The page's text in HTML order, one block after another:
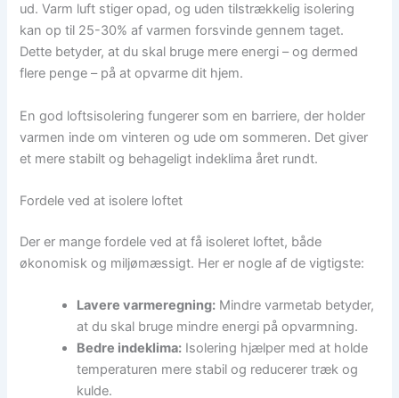
ud. Varm luft stiger opad, og uden tilstrækkelig isolering
kan op til 25-30% af varmen forsvinde gennem taget.
Dette betyder, at du skal bruge mere energi – og dermed
flere penge – på at opvarme dit hjem.
En god loftsisolering fungerer som en barriere, der holder
varmen inde om vinteren og ude om sommeren. Det giver
et mere stabilt og behageligt indeklima året rundt.
Fordele ved at isolere loftet
Der er mange fordele ved at få isoleret loftet, både
økonomisk og miljømæssigt. Her er nogle af de vigtigste:
Lavere varmeregning: Mindre varmetab betyder,
at du skal bruge mindre energi på opvarmning.
Bedre indeklima: Isolering hjælper med at holde
temperaturen mere stabil og reducerer træk og
kulde.